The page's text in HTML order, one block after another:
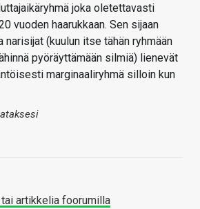
joka oletettavasti
vuoden haarukkaan. Sen sijaan
(kuulun itse tähän ryhmään
pyöräyttämään silmiä) lienevät
marginaaliryhmä silloin kun
artikkelia foorumilla